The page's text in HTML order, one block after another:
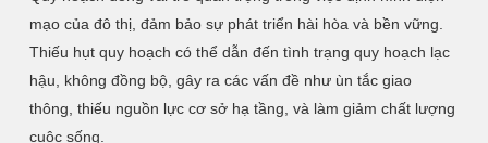
mạo của đô thị, đảm bảo sự phát triển hài hòa và bền vững.
Thiếu hụt quy hoạch có thể dẫn đến tình trạng quy hoạch lạc
hậu, không đồng bộ, gây ra các vấn đề như ùn tắc giao
thông, thiếu nguồn lực cơ sở hạ tầng, và làm giảm chất lượng
cuộc sống.